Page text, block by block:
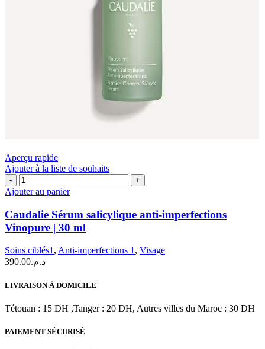
Aperçu rapide
Ajouter à la liste de souhaits
quantité
de
Caudalie
Sérum
salicylique
anti-
Vinopure
|
ml
Ajouter au panier
Caudalie Sérum salicylique anti-imperfections
Vinopure | 30 ml
Soins ciblés1, Anti-imperfections 1, Visage
د.م.390.00
LIVRAISON À DOMICILE
Tétouan : 15 DH ,Tanger : 20 DH, Autres villes du Maroc : 30 DH
PAIEMENT SÉCURISÉ